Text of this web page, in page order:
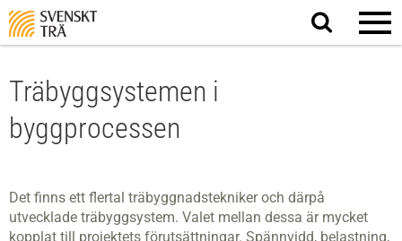
Sök
på
Träbyggsystemen i
byggprocessen
Det finns ett flertal träbyggnadstekniker och därpå
utvecklade träbyggsystem. Valet mellan dessa är mycket
kopplat till projektets förutsättningar. Spännvidd, belastning,